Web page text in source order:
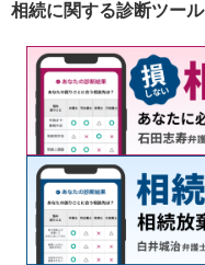
相続に関する診断ツール